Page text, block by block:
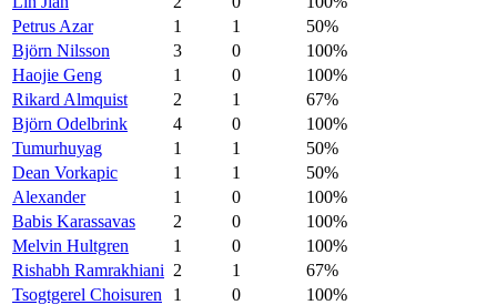
Petrus Azar
1 1
50%
Björn Nilsson
3 0
100%
Haojie Geng
1 0
100%
Rikard Almquist
2 1
67%
Björn Odelbrink
4 0
100%
Tumurhuyag
1 1
50%
Dean Vorkapic
1 1
50%
Alexander
1 0
100%
Babis Karassavas
2 0
100%
Melvin Hultgren
1 0
100%
Rishabh Ramrakhiani 2 1
67%
Tsogtgerel Choisuren
1 0
100%